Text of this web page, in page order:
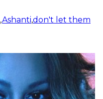
,Ashanti,don't let them